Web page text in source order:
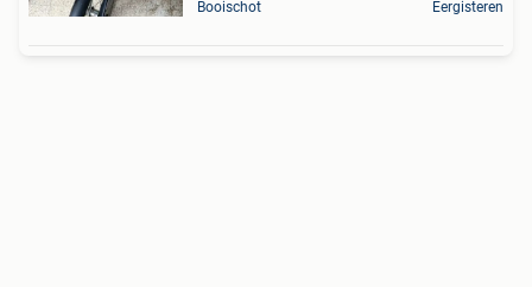
Booischot Eergisteren